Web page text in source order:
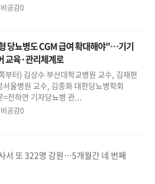
공감0
당뇨병도 CGM 급여 확대해야"…기기
교육·관리체계로
부터) 김상수 부산대학교병원 교수, 김재현
서울병원 교수, 김종화 대한당뇨병학회
전하연 기자당뇨병 관...
공감0
서 또 322명 감원…5개월간 네 번째